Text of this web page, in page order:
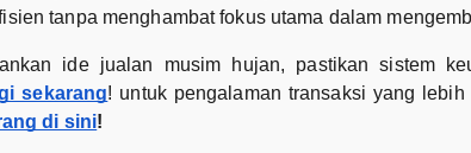
tanpa menghambat fokus utama dalam
ide jualan musim hujan, pastikan sistem
sekarang! untuk pengalaman transaksi yang
di sini!